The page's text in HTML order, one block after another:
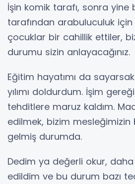
İşin komik tarafı, sonra yine
tarafından arabuluculuk için
çocuklar bir cahillik ettiler,
durumu sizin anlayacağınız.
Eğitim hayatımı da
yılımı doldurdum. İşim
tehditlere maruz kaldım.
edilmek, bizim mesleğimizin
gelmiş durumda.
Dedim ya değerli okur,
edildim ve bu durum bazı